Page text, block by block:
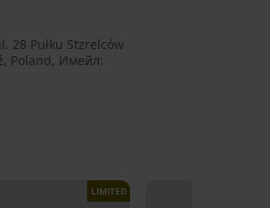
28 Pułku Stzrelców
Poland, Имейл:
LIMITED